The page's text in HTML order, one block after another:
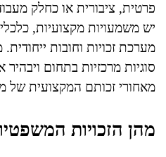
פרטית, ציבורית או כחלק
יש משמעויות מקצועיות,
מערכת זכויות וחובות
סוגיות מרכזיות בתחום
מאחורי זכותם המקצועית של
מהן הזכויות